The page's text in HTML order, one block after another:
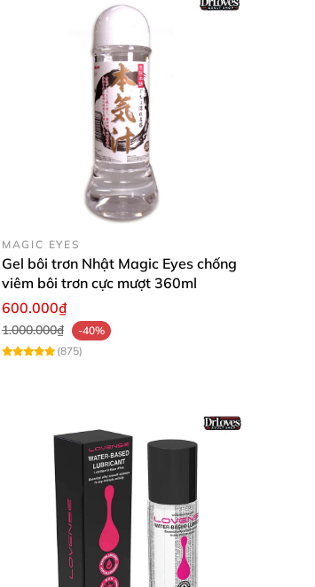
MAGIC EYES
Gel bôi trơn Nhật Magic Eyes chống
viêm bôi trơn cực mượt 360ml
600.000₫
1.000.000₫
-40%
(875)